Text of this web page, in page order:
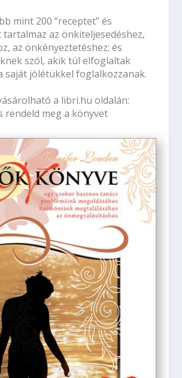
mint 200 “receptet” és
az önkiteljesedéshez,
az önkényeztetéshez; és
szól, akik túl elfoglaltak
saját jólétükkel foglalkozzanak.
a libri.hu oldalán:
rendeld meg a könyvet